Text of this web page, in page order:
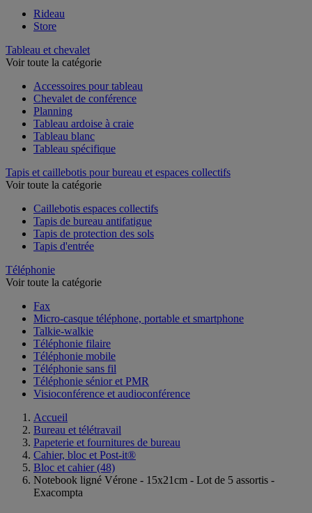
Rideau
Store
Tableau et chevalet
Voir toute la catégorie
Accessoires pour tableau
Chevalet de conférence
Planning
Tableau ardoise à craie
Tableau blanc
Tableau spécifique
Tapis et caillebotis pour bureau et espaces collectifs
Voir toute la catégorie
Caillebotis espaces collectifs
Tapis de bureau antifatigue
Tapis de protection des sols
Tapis d'entrée
Téléphonie
Voir toute la catégorie
Fax
Micro-casque téléphone, portable et smartphone
Talkie-walkie
Téléphonie filaire
Téléphonie mobile
Téléphonie sans fil
Téléphonie sénior et PMR
Visioconférence et audioconférence
Accueil
Bureau et télétravail
Papeterie et fournitures de bureau
Cahier, bloc et Post-it®
Bloc et cahier (48)
Notebook ligné Vérone - 15x21cm - Lot de 5 assortis -
Exacompta